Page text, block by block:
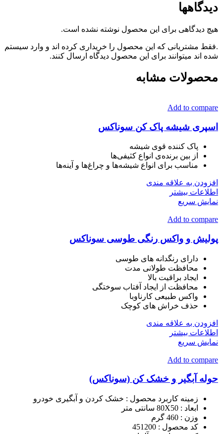
دیدگاهها
هیچ دیدگاهی برای این محصول نوشته نشده است.
.فقط مشتریانی که این محصول را خریداری کرده اند و وارد سیستم
شده اند میتوانند برای این محصول دیدگاه ارسال کنند.
محصولات مشابه
Add to compare
اسپری شیشه پاک کن سوناکس
پاک کننده قوی شیشه
از بین برنده‌ی انواع کثیفی‌ها
مناسب برای انواع شیشه‌ها و چراغ‌ها و آینه‌ها
افزودن به علاقه مندی
اطلاعات بیشتر
نمایش سریع
Add to compare
پولیش و واکس رنگی طوسی سوناکس
دارای رنگدانه های طوسی
محافظت طولانی مدت
ایجاد براقیت بالا
محافظت از ایجاد آفتاب سوختگی
واکس طبیعی کارناوبا
حذف خراش های کوچک
افزودن به علاقه مندی
اطلاعات بیشتر
نمایش سریع
Add to compare
حوله آبگیر و خشک کن (سوناکس)
زمینه کاربرد محصول : خشک کردن و آبگیری خودرو
ابعاد : 80X50 سانتی متر
وزن : 460 گرم
کد محصول : 451200